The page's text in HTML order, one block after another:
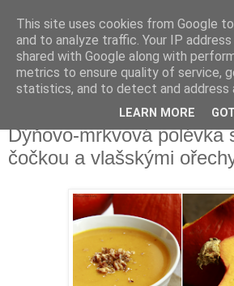
Delicious blog
Lucie
pondělí 13. října 2014
Dýňovo-mrkvová polévka
čočkou a vlašskými
This site uses cookies from Google
and to analyze traffic. Your IP
shared with Google along with
metrics to ensure quality of service,
statistics, and to detect and address
LEARN MORE